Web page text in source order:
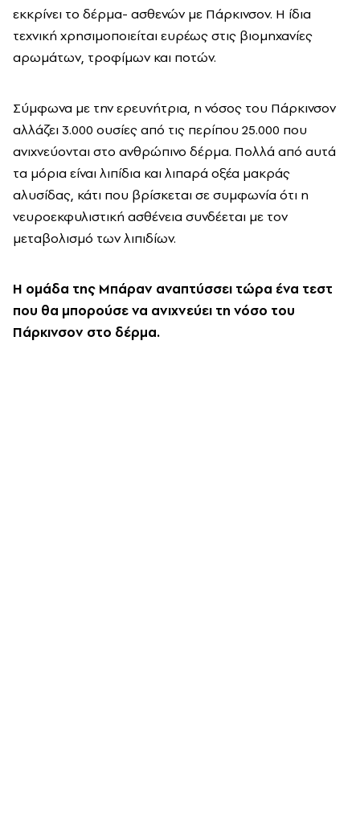
εκκρίνει το δέρμα- ασθενών με Πάρκινσον. Η ίδια
τεχνική χρησιμοποιείται ευρέως στις βιομηχανίες
αρωμάτων, τροφίμων και ποτών.
Σύμφωνα με την ερευνήτρια, η νόσος του Πάρκινσον
αλλάζει 3.000 ουσίες από τις περίπου 25.000 που
ανιχνεύονται στο ανθρώπινο δέρμα. Πολλά από αυτά
τα μόρια είναι λιπίδια και λιπαρά οξέα μακράς
αλυσίδας, κάτι που βρίσκεται σε συμφωνία ότι η
νευροεκφυλιστική ασθένεια συνδέεται με τον
μεταβολισμό των λιπιδίων.
Η ομάδα της Μπάραν αναπτύσσει τώρα ένα τεστ
που θα μπορούσε να ανιχνεύει τη νόσο του
Πάρκινσον στο δέρμα.